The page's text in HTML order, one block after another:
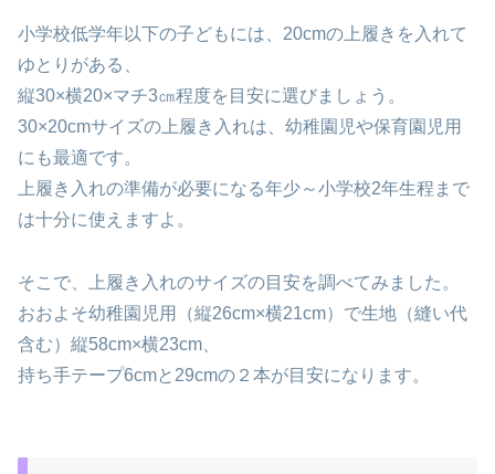
小学校低学年以下の子どもには、20cmの上履きを入れて
ゆとりがある、
縦30×横20×マチ3㎝程度を目安に選びましょう。
30×20cmサイズの上履き入れは、幼稚園児や保育園児用
にも最適です。
上履き入れの準備が必要になる年少～小学校2年生程まで
は十分に使えますよ。
そこで、上履き入れのサイズの目安を調べてみました。
おおよそ幼稚園児用（縦26cm×横21cm）で生地（縫い代
含む）縦58cm×横23cm、
持ち手テープ6cmと29cmの２本が目安になります。